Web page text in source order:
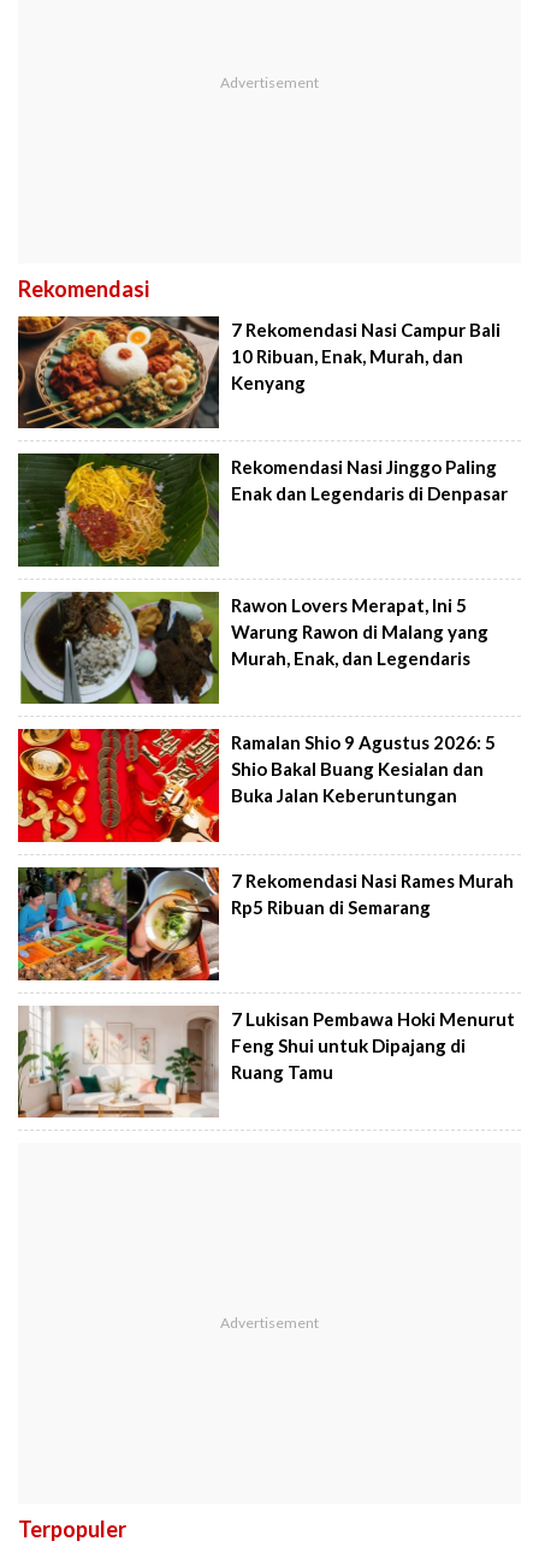
Rekomendasi
7 Rekomendasi Nasi Campur Bali
10 Ribuan, Enak, Murah, dan
Kenyang
Rekomendasi Nasi Jinggo Paling
Enak dan Legendaris di Denpasar
Rawon Lovers Merapat, Ini 5
Warung Rawon di Malang yang
Murah, Enak, dan Legendaris
Ramalan Shio 9 Agustus 2026: 5
Shio Bakal Buang Kesialan dan
Buka Jalan Keberuntungan
7 Rekomendasi Nasi Rames Murah
Rp5 Ribuan di Semarang
7 Lukisan Pembawa Hoki Menurut
Feng Shui untuk Dipajang di
Ruang Tamu
Terpopuler